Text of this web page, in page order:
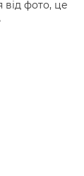
від фото, це